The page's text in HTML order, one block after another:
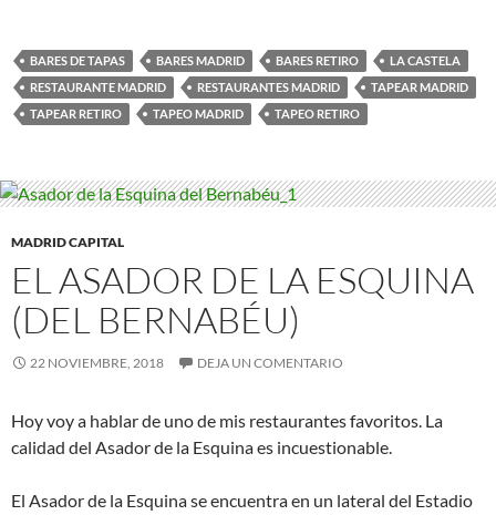
BARES DE TAPAS BARES MADRID BARES RETIRO
LA CASTELA
RESTAURANTE MADRID
RESTAURANTES MADRID
TAPEAR MADRID
TAPEAR RETIRO
TAPEO MADRID TAPEO RETIRO
MADRID CAPITAL
EL ASADOR DE LA ESQUINA
(DEL BERNABÉU)
22 NOVIEMBRE, 2018 DEJA UN COMENTARIO
Hoy voy a hablar de uno de mis restaurantes favoritos. La
calidad del Asador de la Esquina es incuestionable.
El Asador de la Esquina se encuentra en un lateral del Estadio